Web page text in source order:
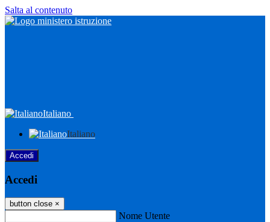
Salta al contenuto
Italiano
Italiano
Accedi
Accedi
button close ×
Nome Utente